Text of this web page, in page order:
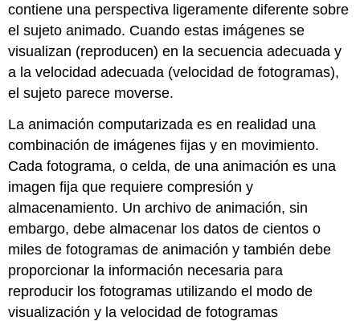
contiene una perspectiva ligeramente diferente sobre
el sujeto animado. Cuando estas imágenes se
visualizan (reproducen) en la secuencia adecuada y
a la velocidad adecuada (velocidad de fotogramas),
el sujeto parece moverse.
La animación computarizada es en realidad una
combinación de imágenes fijas y en movimiento.
Cada fotograma, o celda, de una animación es una
imagen fija que requiere compresión y
almacenamiento. Un archivo de animación, sin
embargo, debe almacenar los datos de cientos o
miles de fotogramas de animación y también debe
proporcionar la información necesaria para
reproducir los fotogramas utilizando el modo de
visualización y la velocidad de fotogramas